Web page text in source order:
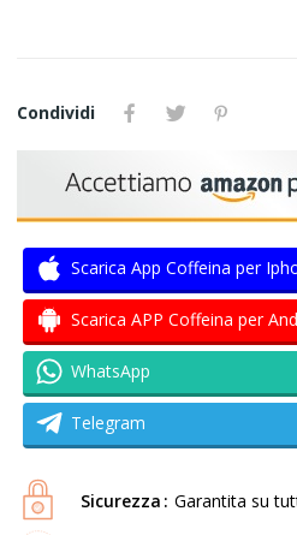
Condividi
Scarica App Coffeina per
Scarica APP Coffeina per
WhatsApp
Telegram
Sicurezza Garantita su